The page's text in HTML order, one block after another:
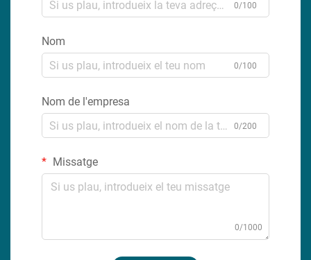
0/100
Nom
0/100
Nom de l'empresa
0/200
Missatge
0/1000